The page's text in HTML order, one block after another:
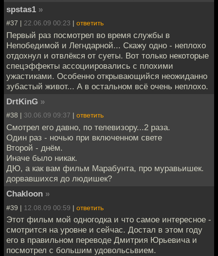
spstas1 »
#37 | 22.06.09 00:23 | ответить
Первый раз посмотрел во время службы в
Непобедимой и Легндарной... Скажу одно - неплохо
отдохнул и отвлёкся от суеты. Вот только некоторые
спецэффекты ассоциировались с плохими
ужастиками. Особенно открывающийся неожиданно
зубастый живот... А в остальном всё очень неплохо.
DrtKinG »
#38 | 30.06.09 09:37 | ответить
Смотрел его давно, по телевизору...2 раза.
Один раз - ночью при включенном свете
Второй - днём.
Иначе было никак.
ДЮ, а как вам фильм Марабунта, про муравьишек.
дорвавшихся до людишек?
Chakloon »
#39 | 12.08.09 00:59 | ответить
Этот фильм мой одногодка и что самое интересное -
смотрится на уровне и сейчас. Достал в этом году
его в правильном переводе Дмитрия Юрьевича и
посмотрел с большим удовольсьвием.